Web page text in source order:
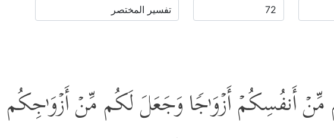
مِّنۡ أَنفُسِكُمۡ أَزۡوَ ٰ⁠جࣰا وَجَعَلَ لَكُم مِّنۡ أَزۡوَ